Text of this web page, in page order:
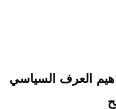
العرف السياسي